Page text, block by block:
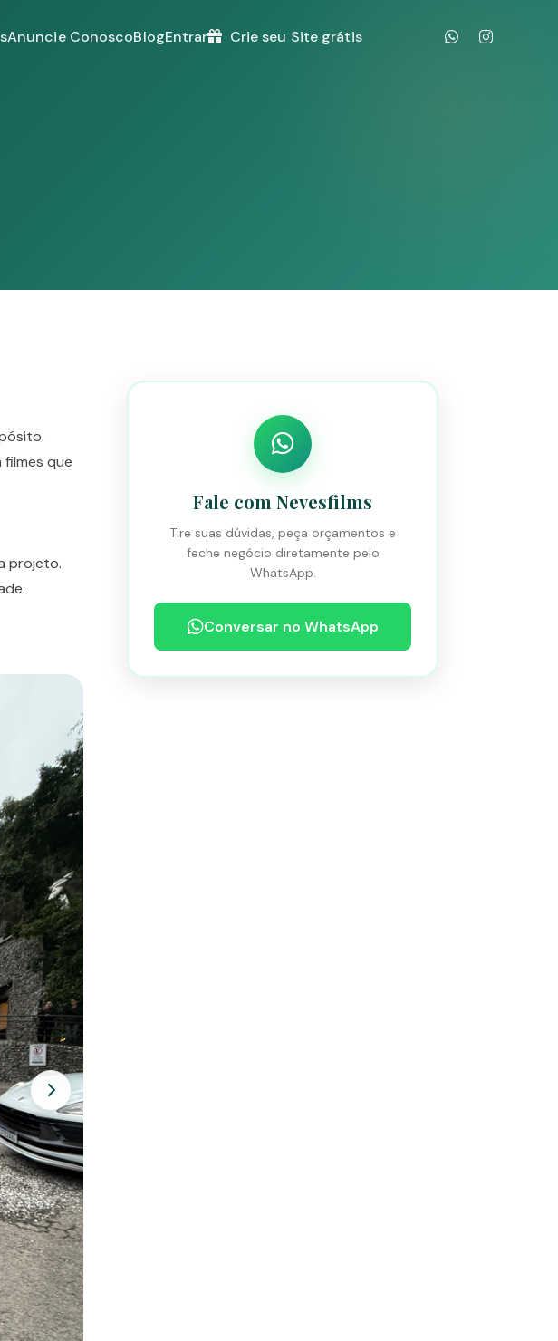
Anuncie ConoscoBlogEntrar Crie seu Site grátis
filmes que
projeto.
Fale com Nevesfilms
Tire suas dúvidas, peça orçamentos e
feche negócio diretamente pelo
WhatsApp.
Conversar no WhatsApp